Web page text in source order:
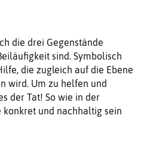
die drei Gegenstände
sind. Symbolisch
die zugleich auf die Ebene
wird. Um zu helfen und
der Tat! So wie in der
und nachhaltig sein